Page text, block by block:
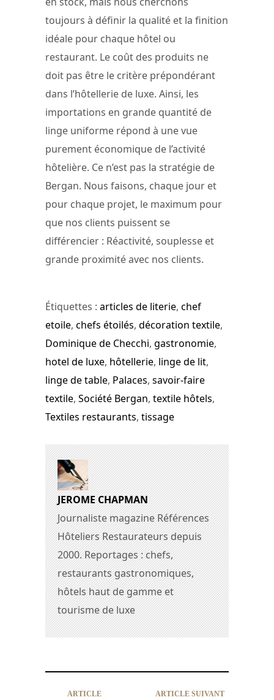
toujours à définir la qualité et la finition
idéale pour chaque hôtel ou
restaurant. Le coût des produits ne
doit pas être le critère prépondérant
dans l’hôtellerie de luxe. Ainsi, les
importations en grande quantité de
linge uniforme répond à une vue
purement économique de l’activité
hôtelière. Ce n’est pas la stratégie de
Bergan. Nous faisons, chaque jour et
pour chaque projet, le maximum pour
que nos clients puissent se
différencier : Réactivité, souplesse et
grande proximité avec nos clients.
Étiquettes : articles de literie, chef
etoile, chefs étoilés, décoration textile,
Dominique de Checchi, gastronomie,
hotel de luxe, hôtellerie, linge de lit,
linge de table, Palaces, savoir-faire
textile, Société Bergan, textile hôtels,
Textiles restaurants, tissage
JEROME CHAPMAN
Journaliste magazine Références
Hôteliers Restaurateurs depuis
2000. Reportages : chefs,
restaurants gastronomiques,
hôtels haut de gamme et
tourisme de luxe
ARTICLE
ARTICLE SUIVANT